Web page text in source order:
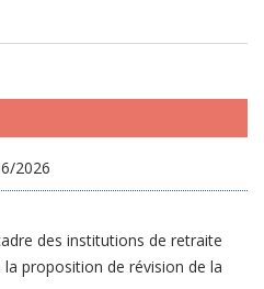
2026
des institutions de retraite
proposition de révision de la